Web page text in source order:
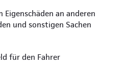
an anderen
und sonstigen Sachen
für den Fahrer